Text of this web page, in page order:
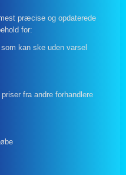
præcise og opdaterede
for:
kan ske uden varsel
fra andre forhandlere